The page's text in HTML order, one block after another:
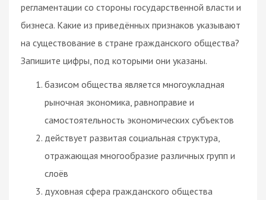
регламентации со стороны государственной власти и
бизнеса. Какие из приведённых признаков указывают
на существование в стране гражданского общества?
Запишите цифры, под которыми они указаны.
базисом общества является многоукладная
рыночная экономика, равноправие и
самостоятельность экономических субъектов
действует развитая социальная структура,
отражающая многообразие различных групп и
слоёв
духовная сфера гражданского общества